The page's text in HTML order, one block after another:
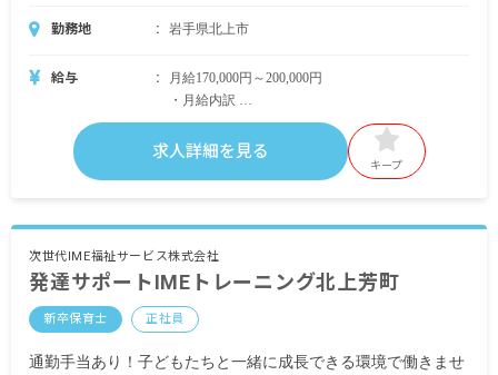
勤務地 岩手県北上市
給与
月給170,000円～200,000円
・月給内訳
基本給 法人の規定に準ずる
昇給あり
※試用期間3カ月（試用期間中の労働条件変更な
求人詳細を見る
キープ
次世代IME福祉サービス株式会社
発達サポートIMEトレーニング北上芳町
新卒保育士 正社員
通勤手当あり！子どもたちと一緒に成長できる環境で働きませ